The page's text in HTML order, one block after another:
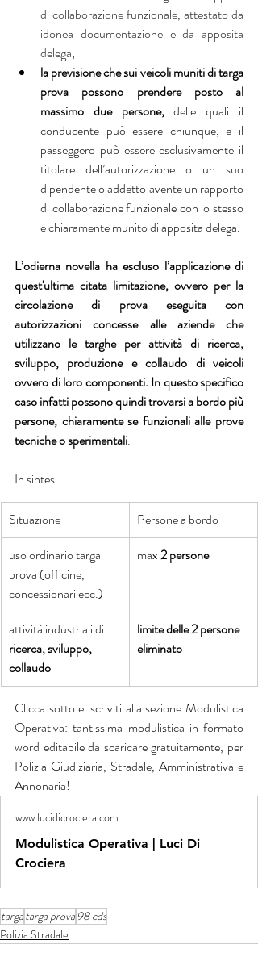
di collaborazione funzionale, attestato da
idonea documentazione e da apposita
delega;
la previsione che sui veicoli muniti di targa
prova possono prendere posto al
massimo due persone, delle quali il
conducente può essere chiunque, e il
passeggero può essere esclusivamente il
titolare dell’autorizzazione o un suo
dipendente o addetto avente un rapporto
di collaborazione funzionale con lo stesso
e chiaramente munito di apposita delega.
L’odierna novella ha escluso l’applicazione di
quest'ultima citata limitazione, ovvero per la
circolazione di prova eseguita con
autorizzazioni concesse alle aziende che
utilizzano le targhe per attività di ricerca,
sviluppo, produzione e collaudo di veicoli
ovvero di loro componenti. In questo specifico
caso infatti possono quindi trovarsi a bordo più
persone, chiaramente se funzionali alle prove
tecniche o sperimentali.
In sintesi:
Situazione
Persone a bordo
uso ordinario targa
prova (officine,
concessionari ecc.)
max 2 persone
attività industriali di
ricerca, sviluppo,
collaudo
limite delle 2 persone
eliminato
Clicca sotto e iscriviti alla sezione Modulistica
Operativa: tantissima modulistica in formato
word editabile da scaricare gratuitamente, per
Polizia Giudiziaria, Stradale, Amministrativa e
Annonaria!
www.lucidicrociera.com
Modulistica Operativa | Luci Di
Crociera
targatarga prova 98 cds
Polizia Stradale